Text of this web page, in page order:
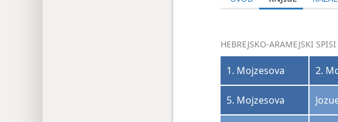
HEBREJSKO-ARAMEJSKI SPISI
1. Mojzesova 2.
5. Mojzesova